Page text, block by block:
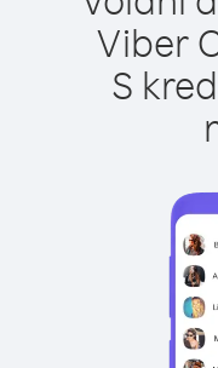
Viber
S